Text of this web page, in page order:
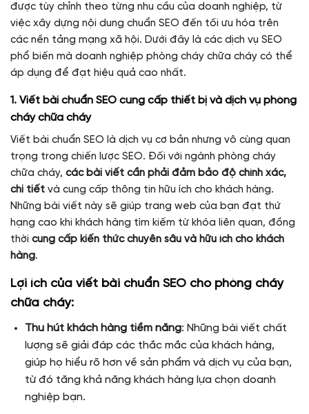
được tùy chỉnh theo từng nhu cầu của doanh nghiệp, từ
việc xây dựng nội dung chuẩn SEO đến tối ưu hóa trên
các nền tảng mạng xã hội. Dưới đây là các dịch vụ SEO
phổ biến mà doanh nghiệp phòng cháy chữa cháy có thể
áp dụng để đạt hiệu quả cao nhất.
1. Viết bài chuẩn SEO cung cấp thiết bị và dịch vụ phòng
cháy chữa cháy
Viết bài chuẩn SEO là dịch vụ cơ bản nhưng vô cùng quan
trọng trong chiến lược SEO. Đối với ngành phòng cháy
chữa cháy, các bài viết cần phải đảm bảo độ chính xác,
chi tiết và cung cấp thông tin hữu ích cho khách hàng.
Những bài viết này sẽ giúp trang web của bạn đạt thứ
hạng cao khi khách hàng tìm kiếm từ khóa liên quan, đồng
thời cung cấp kiến thức chuyên sâu và hữu ích cho khách
hàng.
Lợi ích của viết bài chuẩn SEO cho phòng cháy
chữa cháy:
Thu hút khách hàng tiềm năng: Những bài viết chất
lượng sẽ giải đáp các thắc mắc của khách hàng,
giúp họ hiểu rõ hơn về sản phẩm và dịch vụ của bạn,
từ đó tăng khả năng khách hàng lựa chọn doanh
nghiệp bạn.